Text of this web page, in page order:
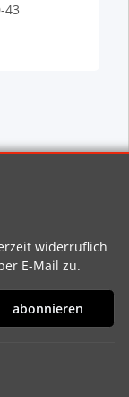
43
widerruflich
E-Mail zu.
abonnieren